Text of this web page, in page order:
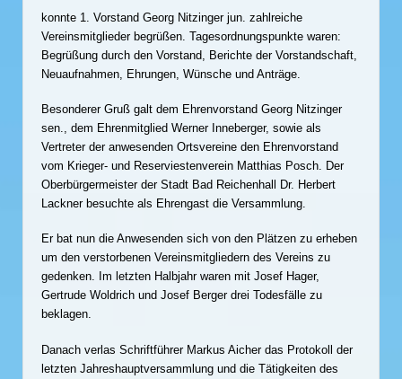
konnte 1. Vorstand Georg Nitzinger jun. zahlreiche
Vereinsmitglieder begrüßen. Tagesordnungspunkte waren:
Begrüßung durch den Vorstand, Berichte der Vorstandschaft,
Neuaufnahmen, Ehrungen, Wünsche und Anträge.
Besonderer Gruß galt dem Ehrenvorstand Georg Nitzinger
sen., dem Ehrenmitglied Werner Inneberger, sowie als
Vertreter der anwesenden Ortsvereine den Ehrenvorstand
vom Krieger- und Reserviestenverein Matthias Posch. Der
Oberbürgermeister der Stadt Bad Reichenhall Dr. Herbert
Lackner besuchte als Ehrengast die Versammlung.
Er bat nun die Anwesenden sich von den Plätzen zu erheben
um den verstorbenen Vereinsmitgliedern des Vereins zu
gedenken. Im letzten Halbjahr waren mit Josef Hager,
Gertrude Woldrich und Josef Berger drei Todesfälle zu
beklagen.
Danach verlas Schriftführer Markus Aicher das Protokoll der
letzten Jahreshauptversammlung und die Tätigkeiten des